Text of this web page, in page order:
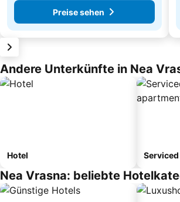
Preise sehen
Andere Unterkünfte in Nea
Hotel
Nea Vrasna: beliebte